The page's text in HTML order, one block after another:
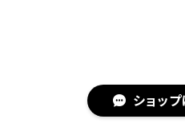
ショッ